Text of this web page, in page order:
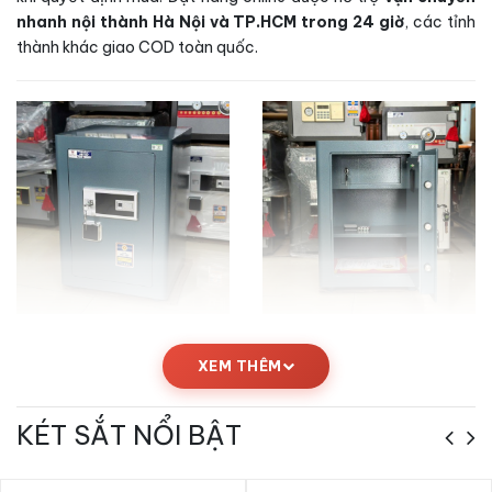
nhanh nội thành Hà Nội và TP.HCM trong 24 giờ, các tỉnh
thành khác giao COD toàn quốc.
Kích thước Két sắt việt tiệp BO63FE
Luxury màu xanh
Bảng thông số kỹ thuậtKét sắt việt tiệp BO63FE Luxury
XEM THÊM
KÉT SẮT NỔI BẬT